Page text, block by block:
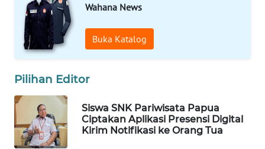
Wahana News
Buka Katalog
Pilihan Editor
Siswa SNK Pariwisata Papua
Ciptakan Aplikasi Presensi Digital
Kirim Notifikasi ke Orang Tua
Wahana
Network
KONSUMEN
MASYARAKAT
KELISTRIKAN
WALINKI